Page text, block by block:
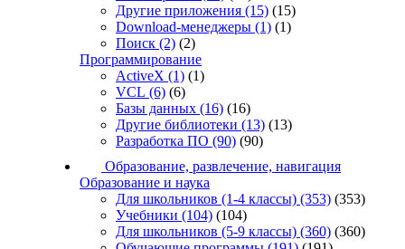
Другие приложения (15) (15)
Download-менеджеры (1) (1)
Поиск (2) (2)
Программирование
ActiveX (1) (1)
VCL (6) (6)
Базы данных (16) (16)
Другие библиотеки (13) (13)
Разработка ПО (90) (90)
Образование, развлечение, навигация
Образование и наука
Для школьников (1-4 классы) (353) (353)
Учебники (104) (104)
Для школьников (5-9 классы) (360) (360)